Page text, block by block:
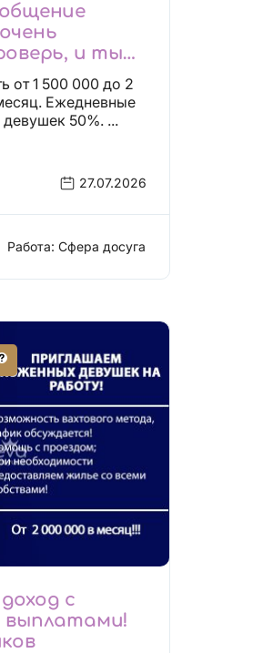
и ты
000 000₽
от 1 500 000 до 2
выплаты. Зарплата девушек 50%. ...
27.07.2026
Работа: Сфера досуга
с
выплатами!